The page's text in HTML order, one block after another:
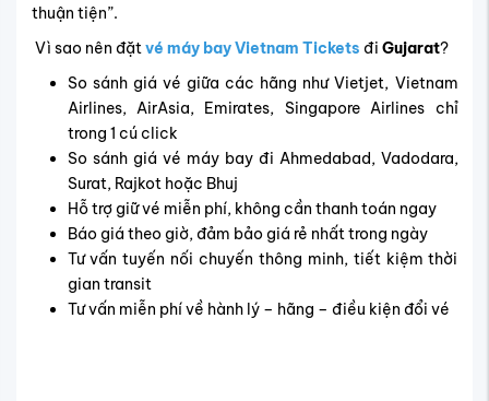
thuận tiện”.
Vì sao nên đặtvé máy bay Vietnam Tickets đi Gujarat?
So sánh giá vé giữa các hãng như Vietjet, Vietnam
Airlines, AirAsia, Emirates, Singapore Airlines chỉ
trong 1 cú click
So sánh giá vé máy bay đi Ahmedabad, Vadodara,
Surat, Rajkot hoặc Bhuj
Hỗ trợ giữ vé miễn phí, không cần thanh toán ngay
Báo giá theo giờ, đảm bảo giá rẻ nhất trong ngày
Tư vấn tuyến nối chuyến thông minh, tiết kiệm thời
gian transit
Tư vấn miễn phí về hành lý – hãng – điều kiện đổi vé